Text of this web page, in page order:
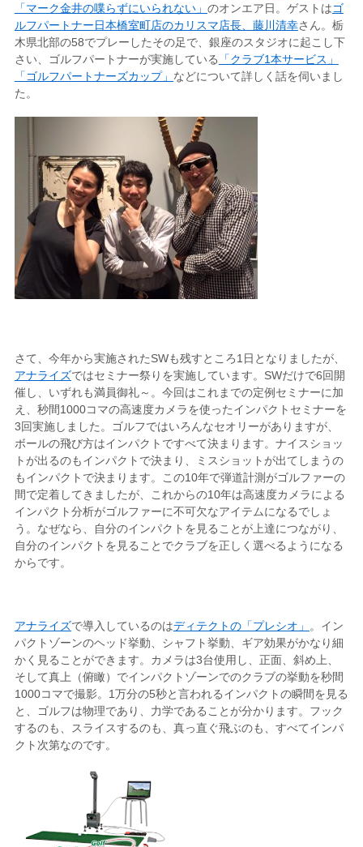
「マーク金井の喋らずにいられない」 のオンエア日。ゲストはゴ
ルフパートナー日本橋室町店のカリスマ店長、藤川清幸さん。栃
木県北部の58でプレーしたその足で、銀座のスタジオに起こし下
さい、ゴルフパートナーが実施している
「クラブ1本サービス 」
「ゴルフパートナーズカップ」 などについて詳しく話を伺いまし
た。
さて、今年から実施されたSWも残すところ1日となりましたが、
アナライズではセミナー祭りを実施しています。SWだけで6回開
催し、いずれも満員御礼～。今回はこれまでの定例セミナーに加
え、秒間1000コマの高速度カメラを使ったインパクトセミナーを
3回実施しました。ゴルフではいろんなセオリーがありますが、
ボールの飛び方はインパクトですべて決まります。ナイスショッ
トが出るのもインパクトで決まり、ミスショットが出てしまうの
もインパクトで決まります。この10年で弾道計測がゴルファーの
間で定着してきましたが、これからの10年は高速度カメラによる
インパクト分析がゴルファーに不可欠なアイテムになるでしょ
う。なぜなら、自分のインパクトを見ることが上達につながり、
自分のインパクトを見ることでクラブを正しく選べるようになる
からです。
アナライズで導入しているのはディテクトの「プレシオ」
。イン
パクトゾーンのヘッド挙動、シャフト挙動、ギア効果がかなり細
かく見ることができます。カメラは3台使用し、正面、斜め上、
そして真上（俯瞰）でインパクトゾーンでのクラブの挙動を秒間
1000コマで撮影。1万分の5秒と言われるインパクトの瞬間を見る
と、ゴルフは物理であり、力学であることが分かります。フック
するのも、スライスするのも、真っ直ぐ飛ぶのも、すべてインパ
クト次第なのです。